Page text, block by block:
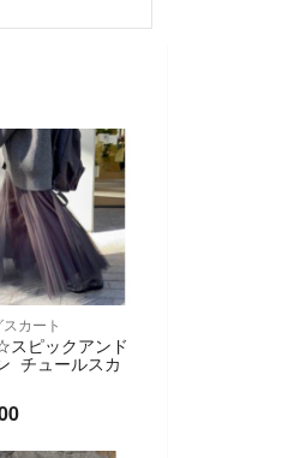
カート
スピックアンド
チュールスカ